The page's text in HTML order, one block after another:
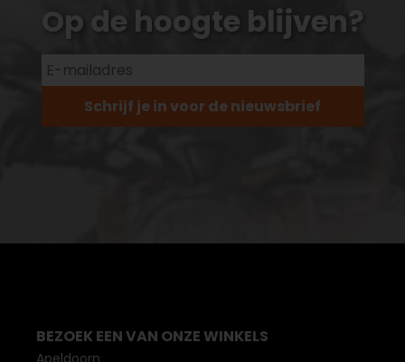
Op de hoogte blijven?
Schrijf je in voor de nieuwsbrief
BEZOEK EEN VAN ONZE WINKELS
Apeldoorn